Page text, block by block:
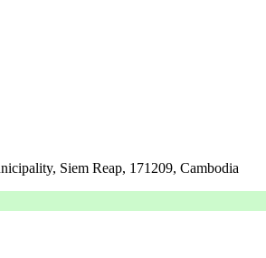
Siem Reap, 171209, Cambodia